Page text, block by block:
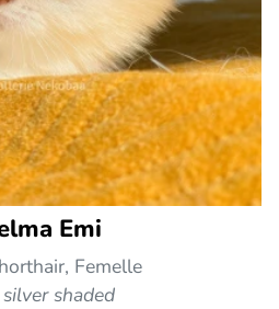
Emi
Femelle
shaded